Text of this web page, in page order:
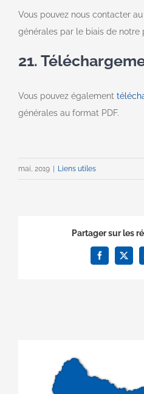
Vous pouvez nous contacter
générales par le biais de notre
21.
Vous pouvez également
générales au format PDF.
mai, 2019 | Liens utiles
Partager sur les
Facebook
X